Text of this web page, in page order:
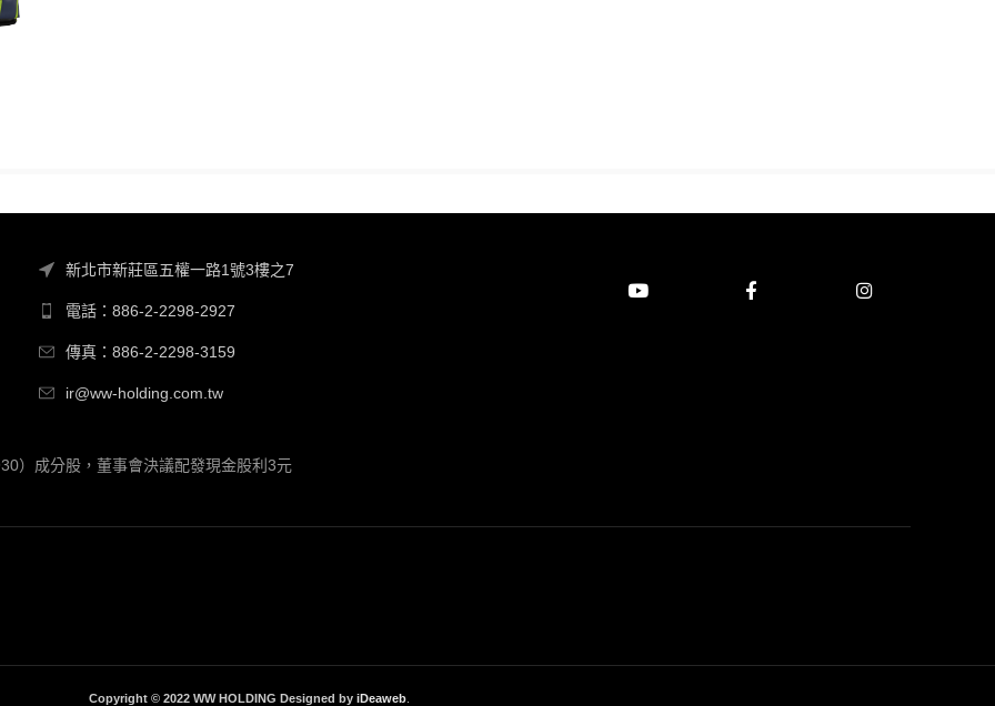
新北市新莊區五權一路1號3樓之7
電話：886-2-2298-2927
傳真：886-2-2298-3159
ir@ww-holding.com.tw
）成分股，董事會決議配發現金股利3元
Copyright © 2022 WW HOLDING Designed by iDeaweb.